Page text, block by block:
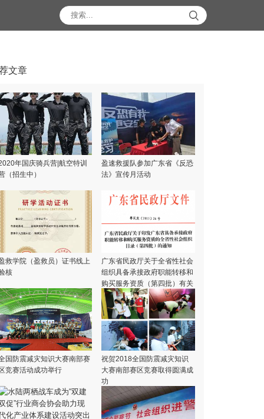
文章
年国庆骑兵营|航空特训
（招生中）
盈速救援队参加广东省《反恐
法》宣传月活动
救学院（盈救员）证书线上
核
广东省民政厅关于全省性社会
组织具备承接政府职能转移和
购买服务资质（第四批）有关
工作的通知
国防震减灾知识大赛南部赛
竞赛活动成功举行
祝贺2018全国防震减灾知识
大赛南部赛区竞赛取得圆满成
功